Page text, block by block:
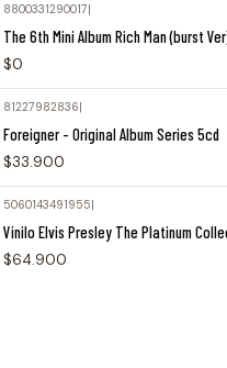
8800331290017|
The 6th Mini Album Rich Man (burst
$0
81227982836|
Foreigner - Original Album Series 5cd
$33.900
5060143491955|
Vinilo Elvis Presley The Platinum
$64.900